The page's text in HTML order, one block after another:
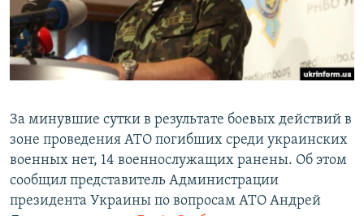
ПОБЕДИТЕЛЕЙ НЕ СУДЯТ?
КРЫМ.НЕПОКОРЕННЫЙ
ПРИСОЕДИНЯЙТЕСЬ!
Все сайты RFE/RL
За минувшие сутки в результате боевых действий в
зоне проведения АТО погибших среди украинских
военных нет, 14 военнослужащих ранены. Об этом
сообщил представитель Администрации
президента Украины по вопросам АТО Андрей